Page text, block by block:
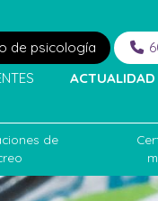
de psicología
ACTUALIDAD
de